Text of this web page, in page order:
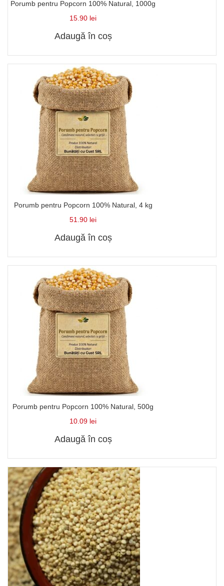
Porumb pentru Popcorn 100% Natural, 1000g
15.90 lei
Adaugă în coș
Porumb pentru Popcorn 100% Natural, 4 kg
51.90 lei
Adaugă în coș
Porumb pentru Popcorn 100% Natural, 500g
10.09 lei
Adaugă în coș